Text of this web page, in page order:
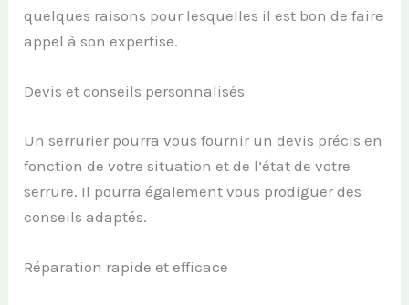
quelques raisons pour lesquelles il est bon de faire
appel à son expertise.
Devis et conseils personnalisés
Un serrurier pourra vous fournir un devis précis en
fonction de votre situation et de l’état de votre
serrure. Il pourra également vous prodiguer des
conseils adaptés.
Réparation rapide et efficace